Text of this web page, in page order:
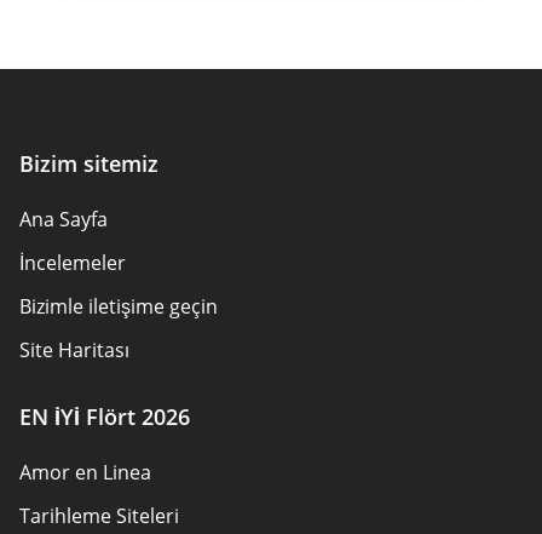
Bizim sitemiz
Ana Sayfa
İncelemeler
Bizimle iletişime geçin
Site Haritası
EN İYİ Flört 2026
Amor en Linea
Tarihleme Siteleri